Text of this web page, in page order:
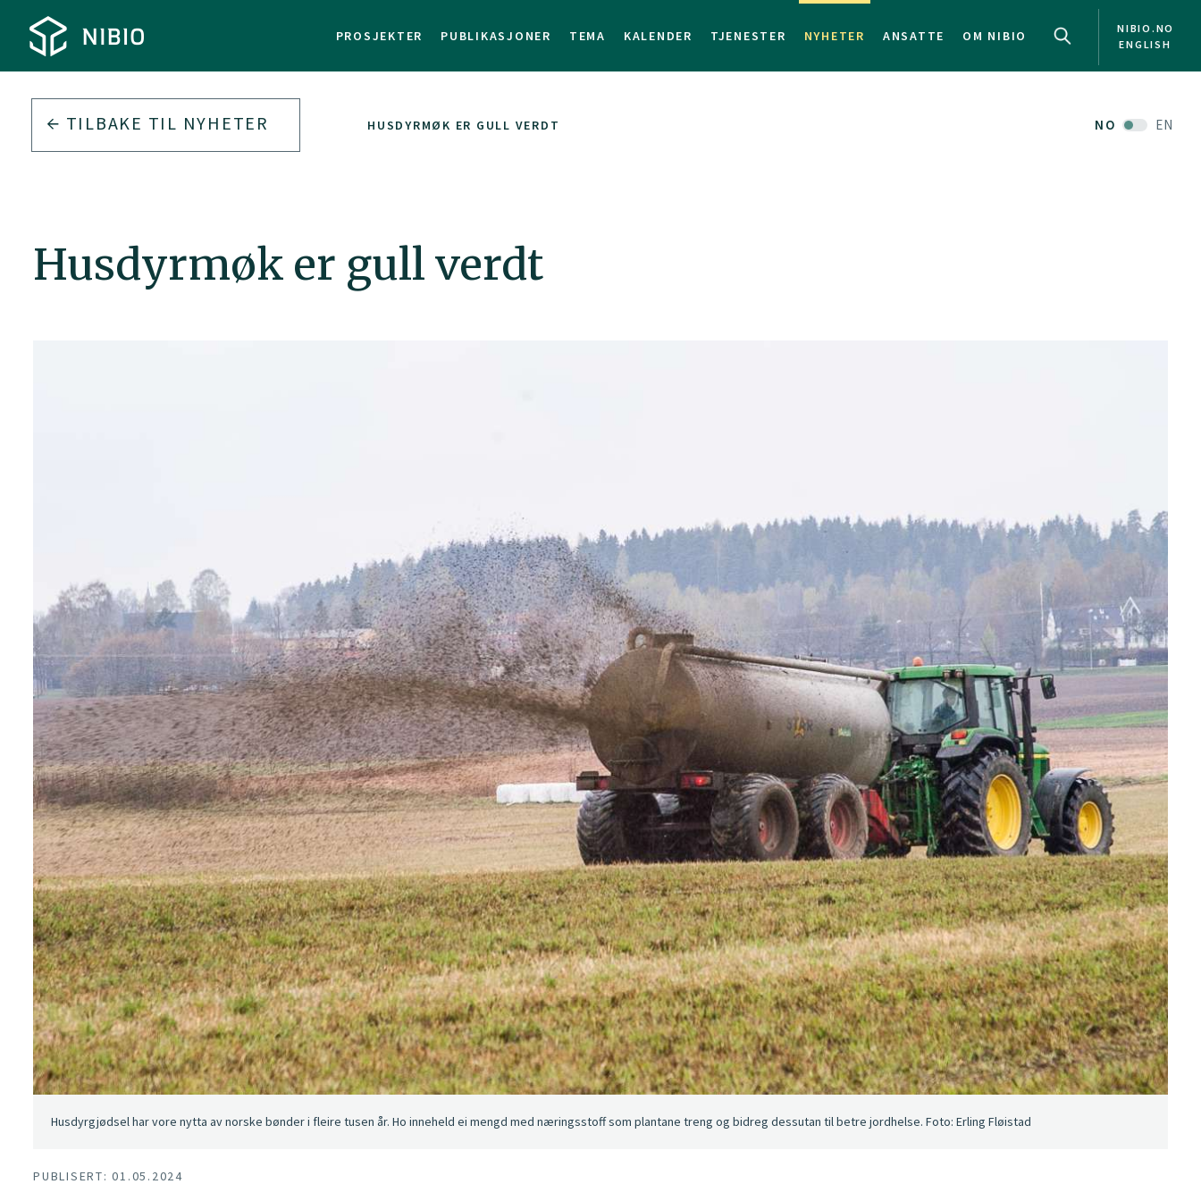
PROSJEKTER PUBLIKASJONER TEMA KALENDER TJENESTER NYHETER ANSATTE OM NIBIO
NIBIO.NO
ENGLISH
TILBAKE TIL NYHETER HUSDYRMØK ER GULL VERDT NO EN
Husdyrmøk er gull verdt
Husdyrgjødsel har vore nytta av norske bønder i fleire tusen år. Ho inneheld ei mengd med næringsstoff som plantane treng og bidreg dessutan til betre jordhelse. Foto: Erling Fløistad
PUBLISERT: 01.05.2024